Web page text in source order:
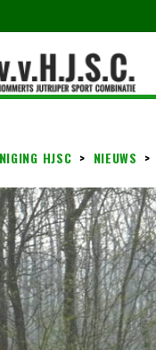
HJSC > NIEUWS >